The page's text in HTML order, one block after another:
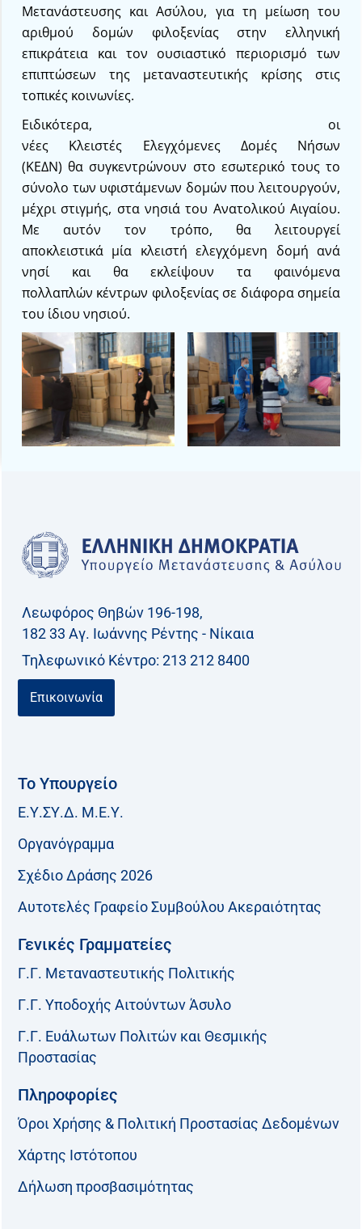
Μετανάστευσης και Ασύλου, για τη μείωση του
αριθμού δομών φιλοξενίας στην ελληνική
επικράτεια και τον ουσιαστικό περιορισμό των
επιπτώσεων της μεταναστευτικής κρίσης στις
τοπικές κοινωνίες.
Ειδικότερα, οι
νέες Κλειστές Ελεγχόμενες Δομές Νήσων
(ΚΕΔΝ) θα συγκεντρώνουν στο εσωτερικό τους το
σύνολο των υφιστάμενων δομών που λειτουργούν,
μέχρι στιγμής, στα νησιά του Ανατολικού Αιγαίου.
Με αυτόν τον τρόπο, θα λειτουργεί
αποκλειστικά μία κλειστή ελεγχόμενη δομή ανά
νησί και θα εκλείψουν τα φαινόμενα
πολλαπλών κέντρων φιλοξενίας σε διάφορα σημεία
του ίδιου νησιού.
Λεωφόρος Θηβών 196-198,
182 33 Aγ. Ιωάννης Ρέντης - Νίκαια
Τηλεφωνικό Kέντρο: 213 212 8400
Επικοινωνία
Το Υπουργείο
Ε.Υ.ΣΥ.Δ. Μ.Ε.Υ.
Οργανόγραμμα
Σχέδιο Δράσης 2026
Αυτοτελές Γραφείο Συμβούλου Ακεραιότητας
Γενικές Γραμματείες
Γ.Γ. Μεταναστευτικής Πολιτικής
Γ.Γ. Υποδοχής Αιτούντων Άσυλο
Γ.Γ. Ευάλωτων Πολιτών και Θεσμικής
Προστασίας
Πληροφορίες
Όροι Χρήσης & Πολιτική Προστασίας Δεδομένων
Χάρτης Ιστότοπου
Δήλωση προσβασιμότητας